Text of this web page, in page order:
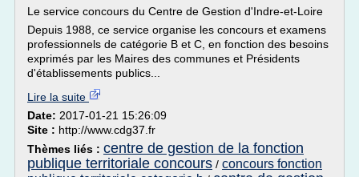
Le service concours du Centre de Gestion d'Indre-et-Loire
Depuis 1988, ce service organise les concours et examens
professionnels de catégorie B et C, en fonction des besoins
exprimés par les Maires des communes et Présidents
d'établissements publics...
Lire la suite
Date: 2017-01-21 15:26:09
Site : http://www.cdg37.fr
Thèmes liés : centre de gestion de la fonction
publique territoriale concours / concours fonction